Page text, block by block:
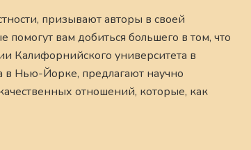
призывают авторы в своей
помогут вам добиться большего в том, что
Калифорнийского университета в
в Нью-Йорке, предлагают научно
отношений, которые, как